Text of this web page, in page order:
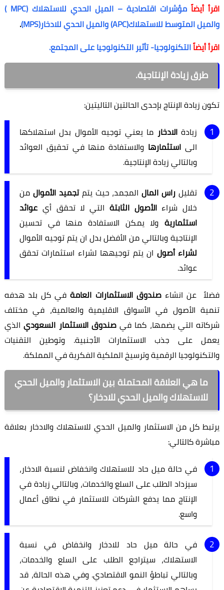
اقرأ أيضاً
مؤشرات اقتصادية – الميل الحدي للاستهلاك (MPC )
والميل المتوسط للاستهلاك(APC) والميل الحدي للادخار(MPS)
.
اقرأ أيضاًالتكنولوجيا- تأثير التكنولوجيا على المجتمع.
طرق زيادة الإنتاجية.
تكون زيادة الإنتاج بإحدى الحالتين التاليتين:
زيادةالادخار ما يعني توجيه الأموال بدل استهلاكها
الى استثمارها والاستفادة منها في تحقيق العوائد
وبالتالي زيادة الإنتاجية.
تقليل راس المالالمجمد، حيث يتمتجميد الأموال من
خلال شراءالأصول الثابتة التي لا تحقق أيعوائد
استثمارية ولا يمكن الاستفادة منها في تحسين
الإنتاجية وبالتالي من الأفضل بدل ان يتم توجيه الأموال
لشراء أصول ان يتم توجيهها لشراء استثمارات تحقق
عوائد.
فضلاً عن انشاءصندوق الاستثمارات العامةفي كل بلد هدفه
تنمية الأصول في الأسواق الاقليمية والعالمية، في مختلف
شركاته التي يضمها، كما فيصندوق الاستثمار السعودي الذي
يعمل على جذب الاستثمارات الأجنبية. وتوطين التقنيات
والتكنولوجيا الرقمية وترسيخ الملكية الفكرية في المملكة.
ما هي العلاقة المحتملة بين الاستثمار والميل الحدي
للاستهلاك والميل الحدي للادخار؟
يرتبط كل من الاستثمار والميل الحدي للاستهلاك والادخار بعلاقة
مباشرة كالتالي:
في حالة ميل حاد للاستهلاك وانخفاض لنسبة الادخار،
سيزداد الطلب على السلع والخدمات، وبالتالي زيادة في
الإنتاج مما يدفع الشركات للاستثمار في نطاق أعمال
واسع.
في حالة ميل حاد للادخار وانخفاض في نسبة
الاستهلاك، سيتراجع الطلب على السلع والخدمات،
وبالتالي تباطؤ النمو الاقتصادي. وفي هذه الحالة، قد